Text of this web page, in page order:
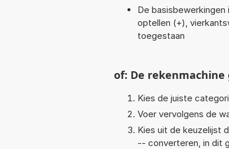
De
optellen (+),
toegestaan
of: De
Kies de juiste
Voer vervolgens de
Kies uit de keuzelijst
-- converteren, in dit